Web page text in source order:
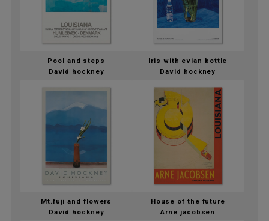
Pool and steps
David hockney
Iris with evian bottle
David hockney
Mt.fuji and flowers
David hockney
House of the future
Arne jacobsen